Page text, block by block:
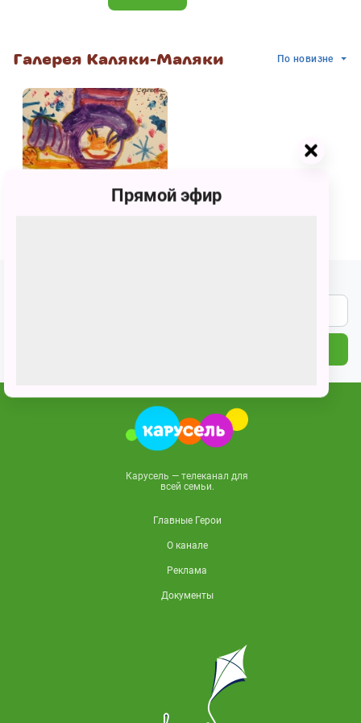
Галерея Каляки-Маляки По новизне
Карусель — телеканал для
всей семьи.
Главные Герои
О канале
Реклама
Документы
Прямой эфир